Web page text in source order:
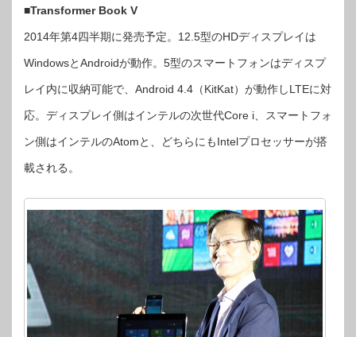
■Transformer Book V
2014年第4四半期に発売予定。12.5型のHDディスプレイは
WindowsとAndroidが動作。5型のスマートフォンはディスプ
レイ内に収納可能で、Android 4.4（KitKat）が動作しLTEに対
応。ディスプレイ側はインテルの次世代Core i、スマートフォ
ン側はインテルのAtomと、どちらにもIntelプロセッサーが搭
載される。